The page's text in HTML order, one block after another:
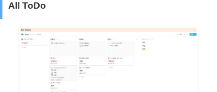
All ToDo